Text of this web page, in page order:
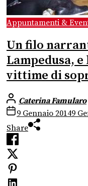
Appuntamenti &
Un filo
Lampedusa,
vittime di
Caterina Famularo
9 Gennaio 20149
Share